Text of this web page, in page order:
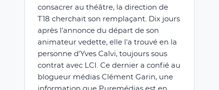
consacrer au théâtre, la direction de
T18 cherchait son remplaçant. Dix jours
après l'annonce du départ de son
animateur vedette, elle l'a trouvé en la
personne d'Yves Calvi, toujours sous
contrat avec LCI. Ce dernier a confié au
blogueur médias Clément Garin, une